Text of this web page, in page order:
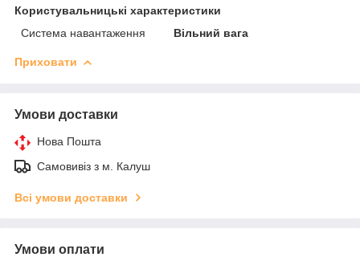
Користувальницькі характеристики
Система навантаження
Вільний вага
Приховати
Умови доставки
Нова Пошта
Самовивіз з м. Калуш
Всі умови доставки
Умови оплати